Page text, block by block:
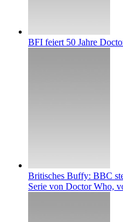
BFI feiert 50 Jahre
Britisches Buffy: BBC
Serie von Doctor Who,